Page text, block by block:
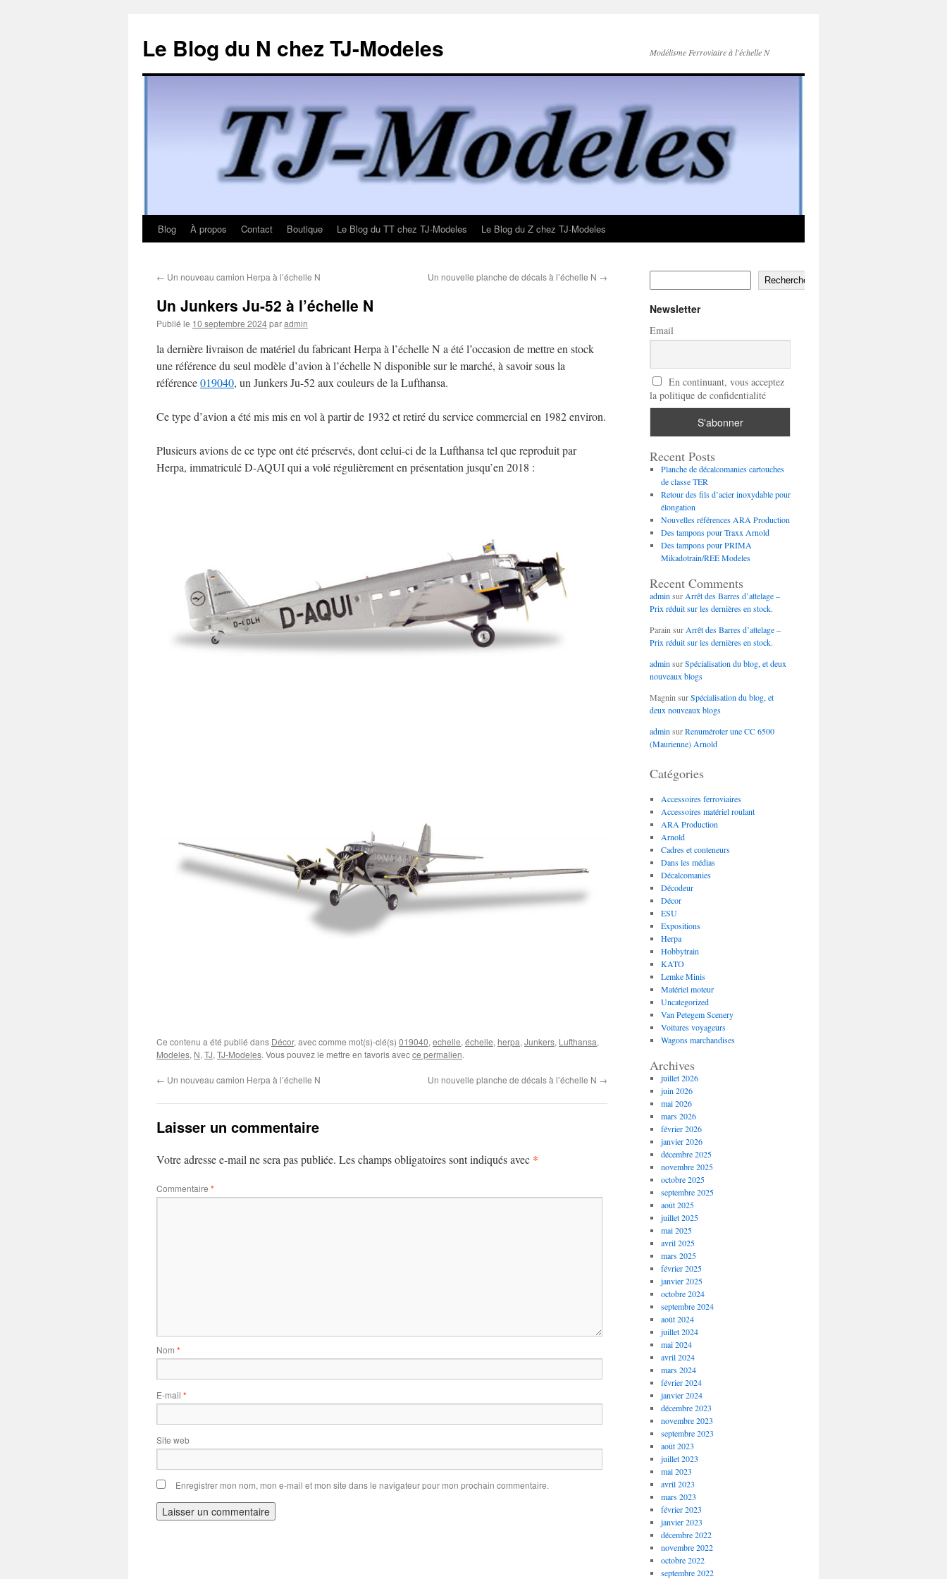
Le Blog du N chez TJ-Modeles Modélisme Ferroviaire à l'échelle N
Aller
contenu
Blog À propos Contact Boutique Le Blog du TT chez TJ-Modeles Le Blog du Z chez TJ-Modeles
← Un nouveau camion Herpa à l’échelle N Un nouvelle planche de décals à l’échelle N →
Un Junkers Ju-52 à l’échelle N
Publié le 10 septembre 2024paradmin
la dernière livraison de matériel du fabricant Herpa à l’échelle N a été l’occasion de mettre en stock
une référence du seul modèle d’avion à l’échelle N disponible sur le marché, à savoir sous la
référence019040, un Junkers Ju-52 aux couleurs de la Lufthansa.
Ce type d’avion a été mis mis en vol à partir de 1932 et retiré du service commercial en 1982 environ.
Plusieurs avions de ce type ont été préservés, dont celui-ci de la Lufthansa tel que reproduit par
Herpa, immatriculé D-AQUI qui a volé régulièrement en présentation jusqu’en 2018 :
Ce contenu a été publié dans Décor, avec comme mot(s)-clé(s) 019040, echelle, échelle, herpa, Junkers, Lufthansa,
Modeles, N, TJ, TJ-Modeles. Vous pouvez le mettre en favoris avecce permalien.
← Un nouveau camion Herpa à l’échelle N Un nouvelle planche de décals à l’échelle N →
Laisser un commentaire
Votre adresse e-mail ne sera pas publiée. Les champs obligatoires sont indiqués avec *
Commentaire *
Nom *
E-mail *
Site web
Enregistrer mon nom, mon e-mail et mon site dans le navigateur pour mon prochain commentaire.
Rechercher
Newsletter
Email
En continuant, vous acceptez
la politique de confidentialité
Recent Posts
Planche de décalcomanies cartouches
de classe TER
Retour des fils d’acier inoxydable pour
élongation
Nouvelles références ARA Production
Des tampons pour Traxx Arnold
Des tampons pour PRIMA
Mikadotrain/REE Modeles
Recent Comments
adminsurArrêt des Barres d’attelage –
Prix réduit sur les dernières en stock.
ParainsurArrêt des Barres d’attelage –
Prix réduit sur les dernières en stock.
adminsurSpécialisation du blog, et deux
nouveaux blogs
MagninsurSpécialisation du blog, et
deux nouveaux blogs
adminsurRenuméroter une CC 6500
(Maurienne) Arnold
Catégories
Accessoires ferroviaires
Accessoires matériel roulant
ARA Production
Arnold
Cadres et conteneurs
Dans les médias
Décalcomanies
Décodeur
Décor
ESU
Expositions
Herpa
Hobbytrain
KATO
Lemke Minis
Matériel moteur
Uncategorized
Van Petegem Scenery
Voitures voyageurs
Wagons marchandises
Archives
juillet 2026
juin 2026
mai 2026
mars 2026
février 2026
janvier 2026
décembre 2025
novembre 2025
octobre 2025
septembre 2025
août 2025
juillet 2025
mai 2025
avril 2025
mars 2025
février 2025
janvier 2025
octobre 2024
septembre 2024
août 2024
juillet 2024
mai 2024
avril 2024
mars 2024
février 2024
janvier 2024
décembre 2023
novembre 2023
septembre 2023
août 2023
juillet 2023
mai 2023
avril 2023
mars 2023
février 2023
janvier 2023
décembre 2022
novembre 2022
octobre 2022
septembre 2022